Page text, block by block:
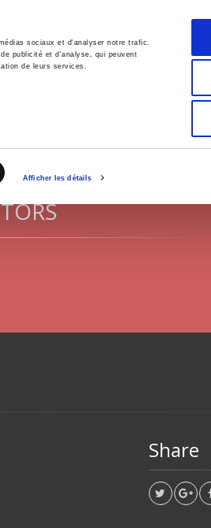
sociaux et d'analyser notre trafic.
publicité et d'analyse, qui peuvent
de leurs services.
Afficher les détails
English
Politics
Share